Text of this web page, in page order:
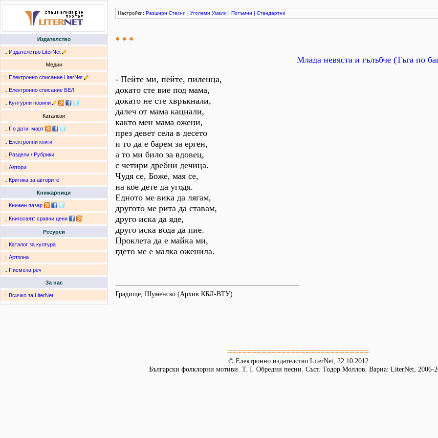
Издателство
:. Издателство LiterNet
Медии
:. Електронно списание LiterNet
:. Електронно списание БЕЛ
:. Културни новини
Каталози
:. По дати: март
:. Електронни книги
:. Раздели / Рубрики
:. Автори
:. Критика за авторите
Книжарници
:. Книжен пазар
:. Книгосвят: сравни цени
Ресурси
:. Каталог за култура
:. Артзона
:. Писмена реч
За нас
:. Всичко за LiterNet
Настройки: Разшири Стесни | Уголеми Умали | Потъмни | Стандартни
* * *
Млада невяста и гълъбче (Тъга по
- Пейте ми, пейте, пиленца,
докато сте вие под мама,
докато не сте хвръкнали,
далеч от мама кацнали,
както мен мама ожени,
през девет села в десето
и то да е барем за ерген,
а то ми било за вдовец,
с четири дребни дечица.
Чудя се, Боже, мая се,
на кое дете да угодя.
Едното ме вика да лягам,
другото ме рита да ставам,
друго иска да яде,
друго иска вода да пие.
Проклета да е майка ми,
гдето ме е малка оженила.
Градище, Шуменско (Архив КБЛ-ВТУ).
=============================
© Електронно издателство LiterNet, 22.10.2012
Български фолклорни мотиви. Т. І. Обредни песни. Съст. Тодор Моллов. Варна: LiterNet, 2006-